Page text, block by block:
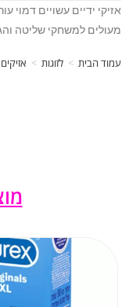
אזיקי ידיים עשויים
מעולים למשחקי שליטה
עמוד הבית > לזוגות >